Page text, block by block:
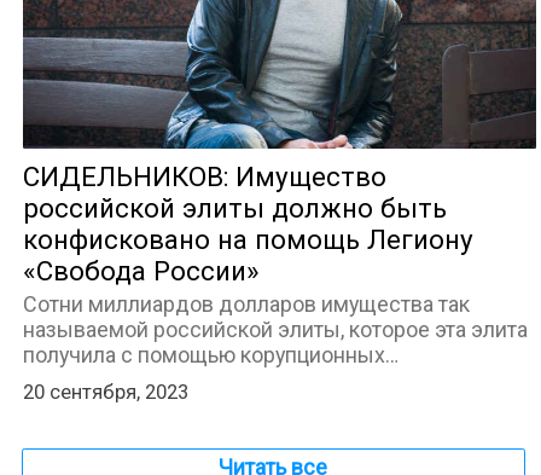
ЛИЦА КАНАЛА
СИДЕЛЬНИКОВ: Имущество
российской элиты должно быть
конфисковано на помощь Легиону
«Свобода России»
Сотни миллиардов долларов имущества так
называемой российской элиты, которое эта элита
получила с помощью корупционных…
20 сентября, 2023
Читать все